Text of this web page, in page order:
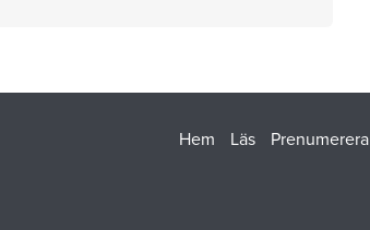
Hem Läs Prenumerera